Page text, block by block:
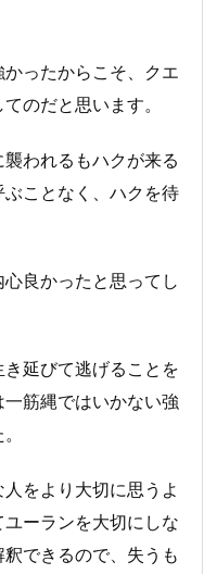
ったからこそ、クエ
のだと思います。
われるもハクが来る
ことなく、ハクを待
良かったと思ってし
延びて逃げることを
筋縄ではいかない強
をより大切に思うよ
ーランを大切にしな
できるので、失うも